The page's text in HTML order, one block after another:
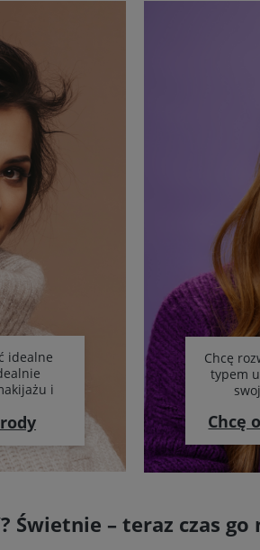
idealne
i
Chcę
typem
Chcę
Świetnie – teraz czas